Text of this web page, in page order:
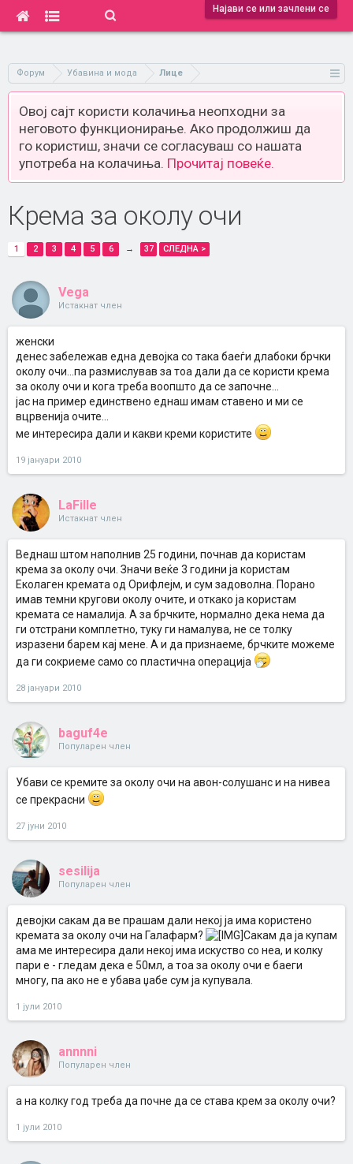
Најави се или зачлени се
Форум Убавина и мода Лице
Овој сајт користи колачиња неопходни за
неговото функционирање. Ако продолжиш да
го користиш, значи се согласуваш со нашата
употреба на колачиња. Прочитај повеќе.
Крема за околу очи
1 2 3 4 5 6 → 37 СЛЕДНА >
Vega
Истакнат член
женски
денес забележав една девојка со така баеѓи длабоки брчки
околу очи...па размислував за тоа дали да се користи крема
за околу очи и кога треба воопшто да се започне...
јас на пример единствено еднаш имам ставено и ми се
вцрвенија очите...
ме интересира дали и какви креми користите
19 јануари 2010
LaFille
Истакнат член
Веднаш штом наполнив 25 години, почнав да користам
крема за околу очи. Значи веќе 3 години ја користам
Еколаген кремата од Орифлејм, и сум задоволна. Порано
имав темни кругови околу очите, и откако ја користам
кремата се намалија. А за брчките, нормално дека нема да
ги отстрани комплетно, туку ги намалува, не се толку
изразени барем кај мене. А и да признаеме, брчките можеме
да ги сокриеме само со пластична операција
28 јануари 2010
baguf4e
Популарен член
Убави се кремите за околу очи на авон-солушанс и на нивеа
се прекрасни
27 јуни 2010
sesilija
Популарен член
девојки сакам да ве прашам дали некој ја има користено
кремата за околу очи на Галафарм?
Сакам да ја купам
ама ме интересира дали некој има искуство со неа, и колку
пари е - гледам дека е 50мл, а тоа за околу очи е баеги
многу, па ако не е убава џабе сум ја купувала.
1 јули 2010
annnni
Популарен член
а на колку год треба да почне да се става крем за околу очи?
1 јули 2010